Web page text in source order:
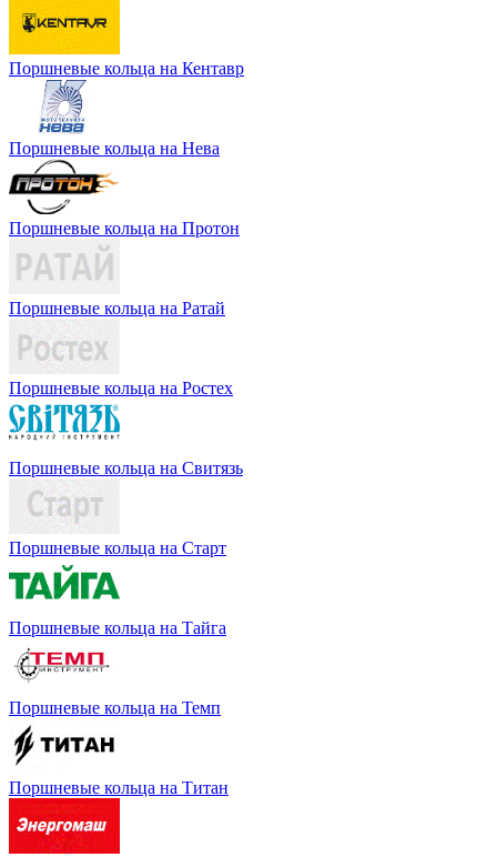
Поршневые кольца на Кентавр
Поршневые кольца на Нева
Поршневые кольца на Протон
Поршневые кольца на Ратай
Поршневые кольца на Ростех
Поршневые кольца на Свитязь
Поршневые кольца на Старт
Поршневые кольца на Тайга
Поршневые кольца на Темп
Поршневые кольца на Титан